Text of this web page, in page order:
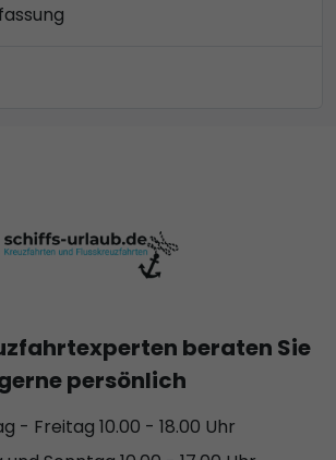
beraten Sie
persönlich
- Freitag 10.00 - 18.00 Uhr